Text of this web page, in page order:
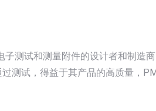
测试和测量附件的设计者和制造
测试，得益于其产品的高质量，